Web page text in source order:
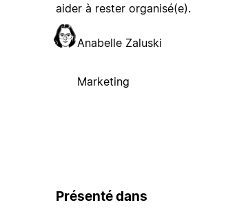
aider à rester organisé(e).
Anabelle Zaluski
Marketing
Présenté dans